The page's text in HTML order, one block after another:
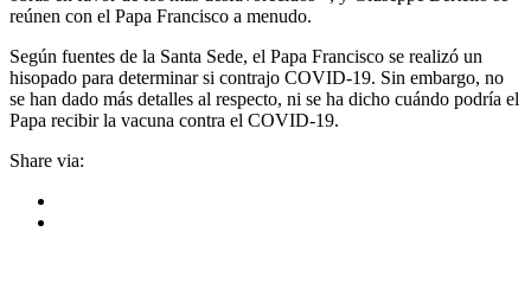
reúnen con el Papa Francisco a menudo.
Según fuentes de la Santa Sede, el Papa Francisco se realizó un
hisopado para determinar si contrajo COVID-19. Sin embargo, no
se han dado más detalles al respecto, ni se ha dicho cuándo podría el
Papa recibir la vacuna contra el COVID-19.
Share via: